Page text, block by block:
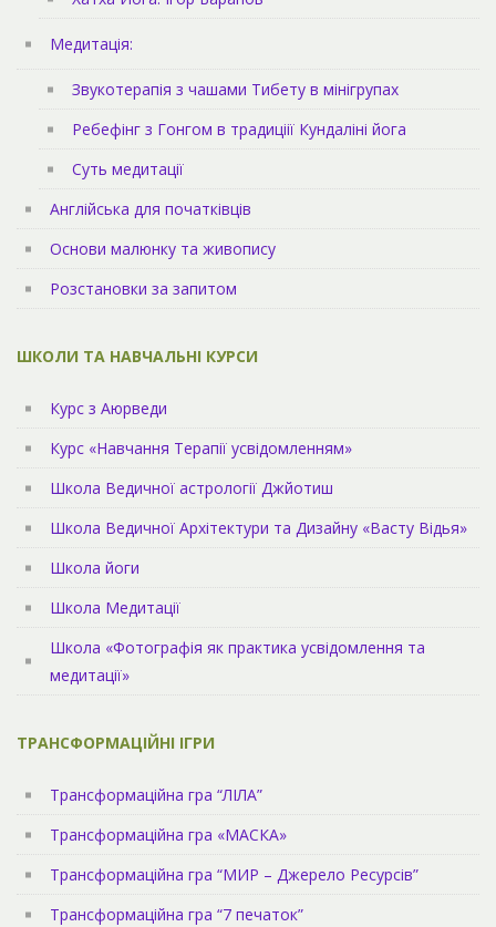
Медитація:
Звукотерапія з чашами Тибету в мінігрупах
Ребефінг з Гонгом в традиціії Кундаліні йога
Суть медитації
Англійська для початківців
Основи малюнку та живопису
Розстановки за запитом
ШКОЛИ ТА НАВЧАЛЬНІ КУРСИ
Курс з Аюрведи
Курс «Навчання Терапії усвідомленням»
Школа Ведичної астрології Джйотиш
Школа Ведичної Архітектури та Дизайну «Васту Відья»
Школа йоги
Школа Медитації
Школа «Фотографія як практика усвідомлення та
медитації»
ТРАНСФОРМАЦІЙНІ ІГРИ
Трансформаційна гра “ЛІЛА”
Трансформаційна гра «МАСКА»
Трансформаційна гра “МИР – Джерело Ресурсів”
Трансформаційна гра “7 печаток”